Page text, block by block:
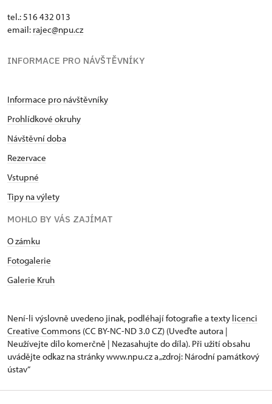
tel.: 516 432 013
email: rajec@npu.cz
INFORMACE PRO NÁVŠTĚVNÍKY
Informace pro návštěvníky
Prohlídkové okruhy
Návštěvní doba
Rezervace
Vstupné
Tipy na výlety
MOHLO BY VÁS ZAJÍMAT
O zámku
Fotogalerie
Galerie Kruh
Není-li výslovně uvedeno jinak, podléhají fotografie a texty licenci
Creative Commons (CC BY-NC-ND 3.0 CZ) (Uveďte autora |
Neužívejte dílo komerčně | Nezasahujte do díla). Při užití obsahu
uvádějte odkaz na stránky www.npu.cz a „zdroj: Národní památkový
ústav“